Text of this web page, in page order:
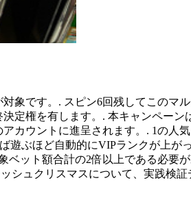
象です。. スピン6回残してこのマ
定権を有します。. 本キャンペー
カウントに進呈されます。. 1の人
ぶほど自動的にVIPランクが上
ット額合計の2倍以上である必要
シュクリスマスについて、実践検